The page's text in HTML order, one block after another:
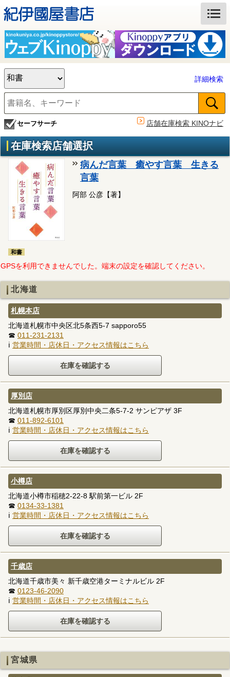
詳細検索
セーフサーチ 店舗在庫検索 KINOナビ
在庫検索店舗選択
和書
病んだ言葉 癒やす言葉 生きる
言葉
阿部 公彦【著】
GPSを利用できませんでした。端末の設定を確認してください。
北海道
札幌本店
北海道札幌市中央区北5条西5-7 sapporo55
☎ 011-231-2131
ℹ 営業時間・店休日・アクセス情報はこちら
厚別店
北海道札幌市厚別区厚別中央二条5-7-2 サンピアザ 3F
☎ 011-892-6101
ℹ 営業時間・店休日・アクセス情報はこちら
小樽店
北海道小樽市稲穂2-22-8 駅前第一ビル 2F
☎ 0134-33-1381
ℹ 営業時間・店休日・アクセス情報はこちら
千歳店
北海道千歳市美々 新千歳空港ターミナルビル 2F
☎ 0123-46-2090
ℹ 営業時間・店休日・アクセス情報はこちら
宮城県